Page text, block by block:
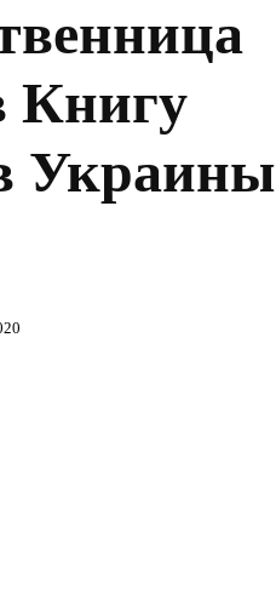
Книгу
Украины